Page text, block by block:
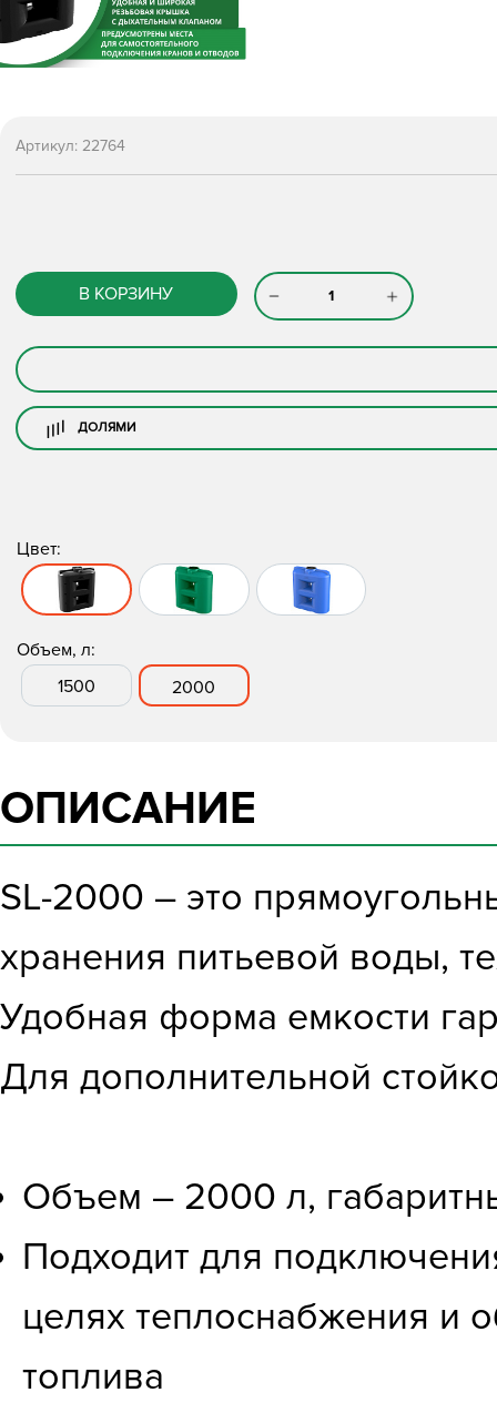
Артикул: 22764
В КОРЗИНУ
ДОЛЯМИ
Цвет:
Объем, л:
1500
2000
ОПИСАНИЕ
SL-2000 – это
хранения питьевой воды,
Удобная форма емкости
Для дополнительной
Объем – 2000 л,
Подходит для
целях теплоснабжения и
топлива